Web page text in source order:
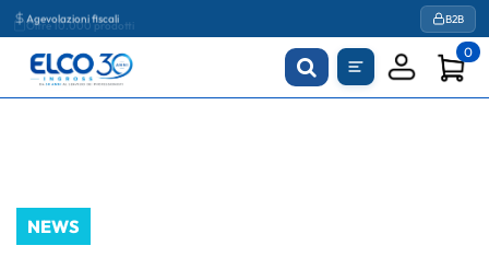
Agevolazioni fiscali B2B
0
NEWS